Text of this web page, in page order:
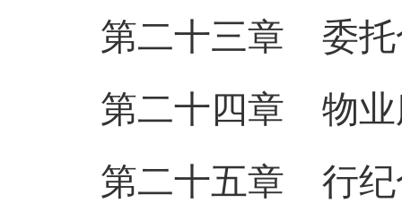
第二十三章 委托
第二十四章 物业
第二十五章 行纪